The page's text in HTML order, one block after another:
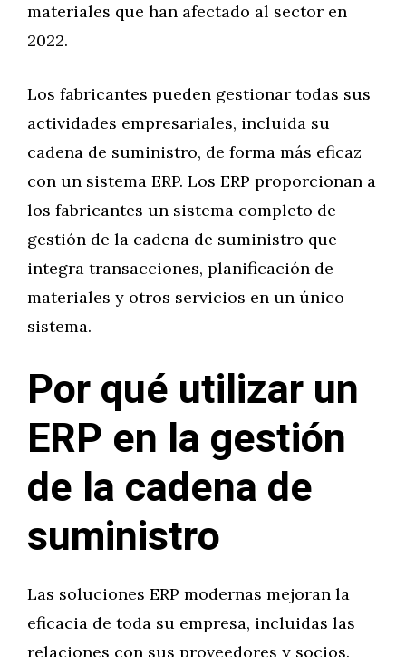
materiales que han afectado al sector en
2022.
Los fabricantes pueden gestionar todas sus
actividades empresariales, incluida su
cadena de suministro, de forma más eficaz
con un sistema ERP. Los ERP proporcionan a
los fabricantes un sistema completo de
gestión de la cadena de suministro que
integra transacciones, planificación de
materiales y otros servicios en un único
sistema.
Por qué utilizar un
ERP en la gestión
de la cadena de
suministro
Las soluciones ERP modernas mejoran la
eficacia de toda su empresa, incluidas las
relaciones con sus proveedores y socios.